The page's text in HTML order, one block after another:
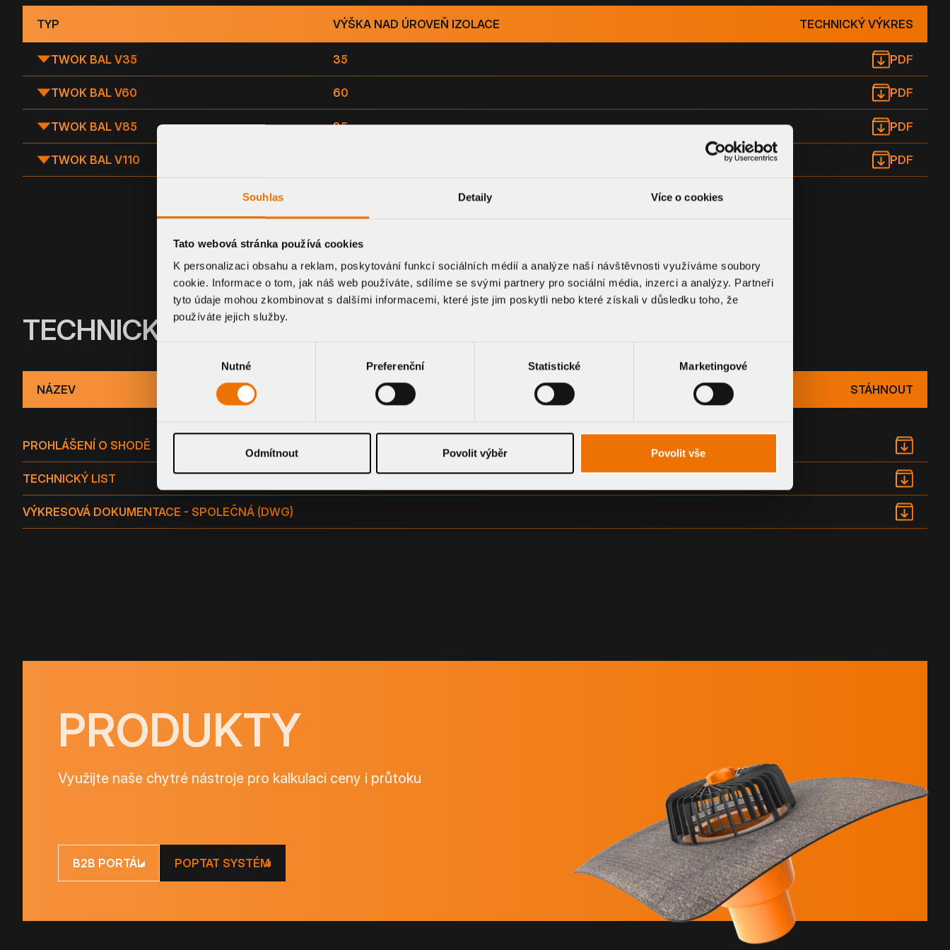
Souhlas Detaily Více o cookies
Tato webová stránka používá cookies
K personalizaci obsahu a reklam, poskytování funkcí sociálních médií a analýze naší návštěvnosti využíváme soubory
cookie. Informace o tom, jak náš web používáte, sdílíme se svými partnery pro sociální média, inzerci a analýzy. Partneři
tyto údaje mohou zkombinovat s dalšími informacemi, které jste jim poskytli nebo které získali v důsledku toho, že
používáte jejich služby.
Nutné Preferenční Statistické Marketingové
Odmítnout Povolit výběr Povolit vše
TYP VÝŠKA NAD ÚROVEŇ IZOLACE TECHNICKÝ VÝKRES
TWOK BAL V35 35 PDF
TWOK BAL V60 60 PDF
TWOK BAL V85 85 PDF
TWOK BAL V110 PDF
TECHNICKÉ INFORMACE A VÝKRESOVÉ DOKUMENTACE
NÁZEV STÁHNOUT
PROHLÁŠENÍ O SHODĚ
TECHNICKÝ LIST
VÝKRESOVÁ DOKUMENTACE - SPOLEČNÁ (DWG)
PRODUKTY
Využijte naše chytré nástroje pro kalkulaci ceny i průtoku
B2B PORTÁL POPTAT SYSTÉM